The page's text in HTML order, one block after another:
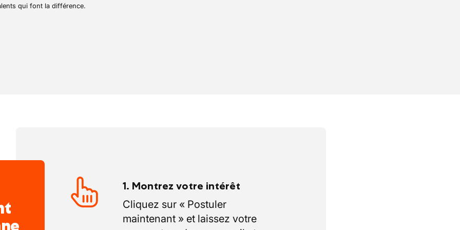
aussi bien pour les collectivités que
qui font la différence.
1. Montrez votre intérêt
Cliquez sur « Postuler
maintenant » et laissez votre